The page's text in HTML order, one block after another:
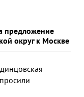
предложение
округ к Москве